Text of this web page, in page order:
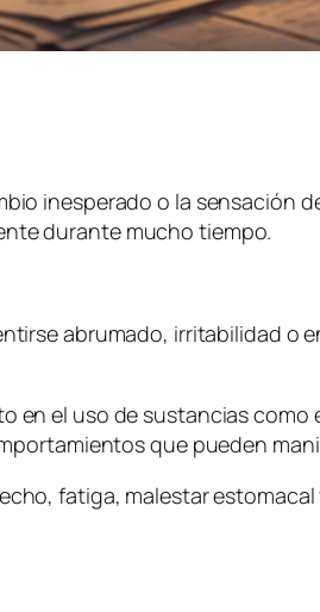
inesperado o la sensación
durante mucho tiempo.
abrumado, irritabilidad o
el uso de sustancias como
que pueden
fatiga, malestar